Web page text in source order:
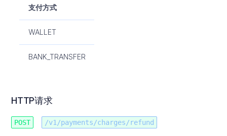
墨西哥
哥伦比亚
秘鲁
查询支付状态
查询退款状态
查询退款状态
取消未完成的支付
查询支付状态
查询退款状态
取消未完成的支付
查询退款状态
电子钱包
Request Body 字段说明
Response Body 字段说明
AdditionalInfo 对象字段说明
BankTransferAccountInfo
查询退款状态
查询退款状态
查询退款状态
查询退款状态
查询退款状态
查询退款状态
查询退款状态
查询退款状态
查询退款状态
查询退款状态
查询退款状态
查询退款状态
关闭虚拟账户
WhatsApp状态码
支付方式
WALLET
BANK_TRANSFER
HTTP请求
POST /v1/payments/charges/refund